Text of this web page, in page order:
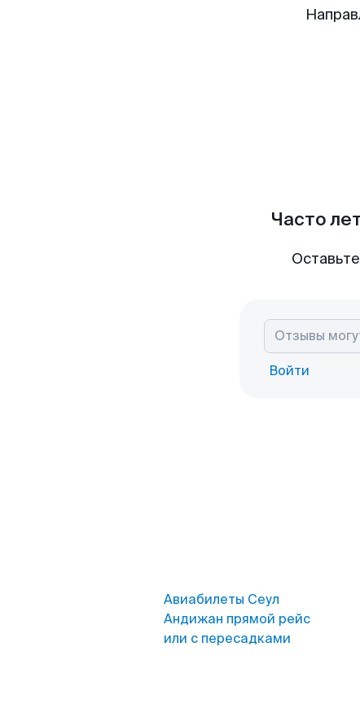
Часто
Войти
Авиабилеты Сеул
Андижан прямой рейс
или с пересадками